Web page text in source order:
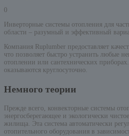
0
Инверторные системы отопления для
области – разумный и эффективный
Компания Ruplumber предоставляет
что позволяет быстро устранить любые
отоплении или сантехнических
оказываются круглосуточно.
Немного теории
Прежде всего, конвекторные системы
энергосберегающее и экологически
жилища. Эта система автоматически
отопительного оборудования в